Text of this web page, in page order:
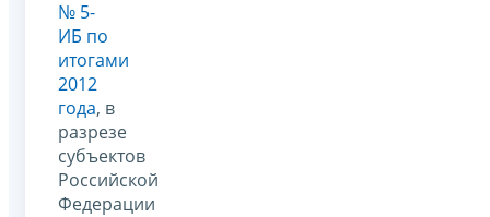
№ 5-
ИБ по
итогами
2012
года, в
разрезе
субъектов
Российской
Федерации